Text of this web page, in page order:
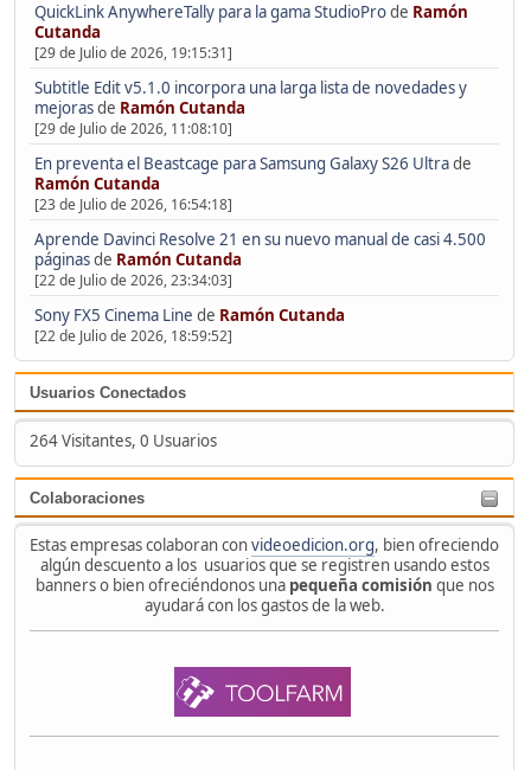
QuickLink AnywhereTally para la gama StudioProde Ramón
Cutanda
[29 de Julio de 2026, 19:15:31]
Subtitle Edit v5.1.0 incorpora una larga lista de novedades y
mejorasde Ramón Cutanda
[29 de Julio de 2026, 11:08:10]
En preventa el Beastcage para Samsung Galaxy S26 Ultrade
Ramón Cutanda
[23 de Julio de 2026, 16:54:18]
Aprende Davinci Resolve 21 en su nuevo manual de casi 4.500
páginasde Ramón Cutanda
[22 de Julio de 2026, 23:34:03]
Sony FX5 Cinema Line de Ramón Cutanda
[22 de Julio de 2026, 18:59:52]
Usuarios Conectados
264 Visitantes, 0 Usuarios
Colaboraciones
Estas empresas colaboran convideoedicion.org, bien ofreciendo
algún descuento a los usuarios que se registren usando estos
banners o bien ofreciéndonos una pequeña comisión que nos
ayudará con los gastos de la web.